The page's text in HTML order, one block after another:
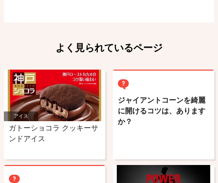
よく見られているページ
アイス
ガトーショコラ クッキーサ
ンドアイス
ジャイアントコーンを綺麗
に開けるコツは、あります
か？